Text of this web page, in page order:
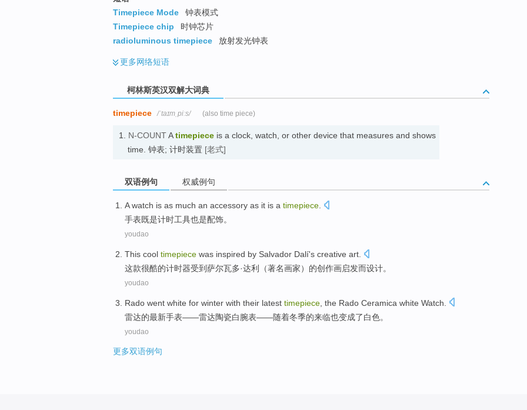
Timepiece Mode
钟表模式
Timepiece chip
时钟芯片
radioluminous timepiece
放射发光钟表
更多网络短语
柯林斯英汉双解大词典
timepiece /ˈtaɪmˌpiːs/ (also time piece)
1. N-COUNTAtimepiece is a clock, watch, or other device that measures and shows
time. 钟表; 计时装置 [老式]
双语例句 权威例句
A watch is as much an accessory as it is a timepiece
手表既是计时工具也是配饰。
youdao
This cool timepiece was inspired by Salvador Dalí's creative art
这款很酷的计时器受到萨尔瓦多·达利（著名画家）的创作画启发而设计。
youdao
Rado went white for winter with their latest timepiece the Rado Ceramica white Watch
雷达的最新手表——雷达陶瓷白腕表——随着冬季的来临也变成了白色。
youdao
更多双语例句